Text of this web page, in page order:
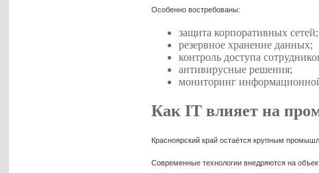
Особенно востребованы:
защита корпоративных сетей;
резервное хранение данных;
контроль доступа
антивирусные решения;
мониторинг
Как IT влияет на
Красноярский край остаётся крупным
Современные технологии внедряются на